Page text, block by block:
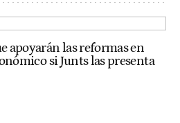
apoyarán las reformas en
si Junts las presenta